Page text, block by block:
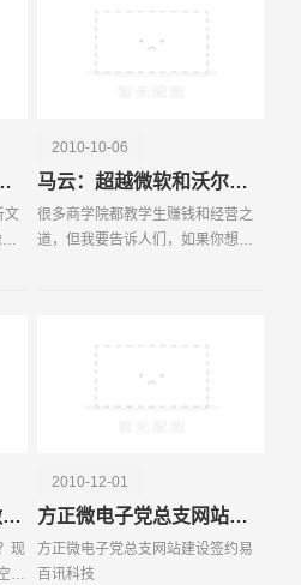
路 直指中国手机用户
文
2010-10-06
马云：超越微软和沃尔玛是阿里的使命
很多商学院都教学生赚钱和经营之
道，但我要告诉人们，如果你想开
网站100M标准空间能做多少事？
现
间
2010-12-01
方正微电子党总支网站建设签约易百讯科技
方正微电子党总支网站建设签约易
百讯科技
名称 名字
微信号